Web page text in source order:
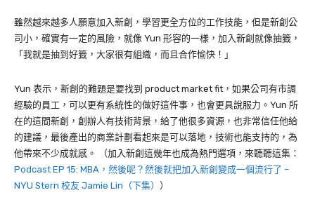
雖然越來越多人願意加入新創，學習更全方位的工作技能，但是新創公
司小，確實有一定的風險，就像 Yun 形容的一樣，加入新創就像抽籤，
「我就是抽到好籤，大家很有組織，而且合作愉快！」
Yun 表示，新創的難題是要找到 product market fit ，如果公司有市調
經驗的員工，可以更有系統性的做好這件事，也會更具說服力。 Yun 所
在的這間新創，創辦人有技術背景，給了他很多資源，也非常信任他給
的建議，最後產出的商業計劃看起來是可以落地，技術也能支持的，為
他帶來不少成就感。
（加入新創這幾年也成為熱門選項，來聽聽這集：
Podcast EP 15: MBA，然後呢？然後就把加入新創變成一個流行了 –
NYU Stern 校友 Jamie Lin（下集） ）